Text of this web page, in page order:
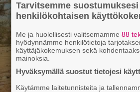
Tarvitsemme
henkilökohtaisen
Me ja huolellisesti valitsemamme88
hyödynnämme henkilötietoja
käyttäjäkokemuksen sekä
mainoksia.
Hyväksymällä suostut tietojesi
Käytämme laitetunnisteita ja